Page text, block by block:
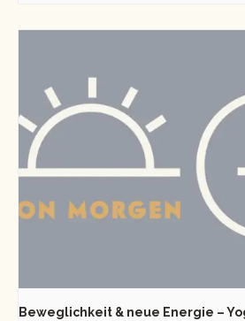
Beweglichkeit & neue Energie –